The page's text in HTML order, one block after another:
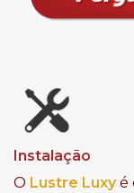
Instalação
O Lustre Luxy é